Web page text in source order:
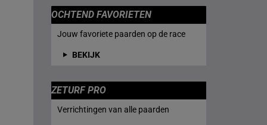
OCHTEND FAVORIETEN
Jouw favoriete paarden op de race
BEKIJK
ZETURF PRO
Verrichtingen van alle paarden